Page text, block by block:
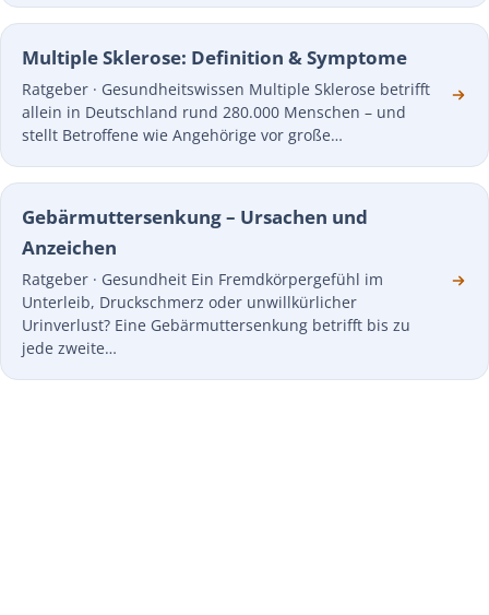
Multiple Sklerose: Definition & Symptome
Ratgeber · Gesundheitswissen Multiple Sklerose betrifft
allein in Deutschland rund 280.000 Menschen – und
stellt Betroffene wie Angehörige vor große…
Gebärmuttersenkung – Ursachen und
Anzeichen
Ratgeber · Gesundheit Ein Fremdkörpergefühl im
Unterleib, Druckschmerz oder unwillkürlicher
Urinverlust? Eine Gebärmuttersenkung betrifft bis zu
jede zweite…